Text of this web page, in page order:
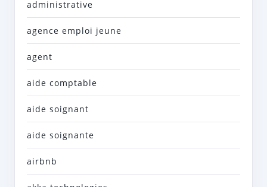
administrative
agence emploi jeune
agent
aide comptable
aide soignant
aide soignante
airbnb